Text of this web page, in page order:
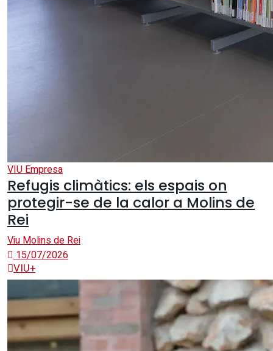
VIU Empresa
Refugis climàtics: els espais on
protegir-se de la calor a Molins de
Rei
Viu Molins de Rei
15/07/2026
VIU+